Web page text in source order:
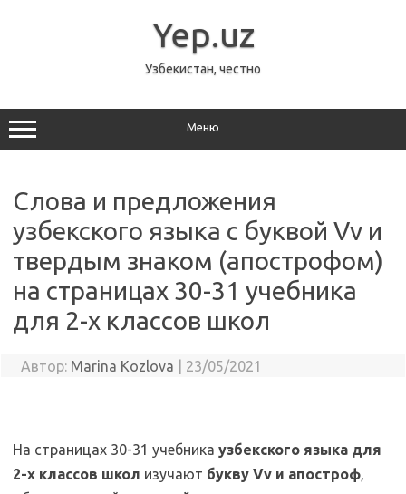
Yep.uz
Узбекистан, честно
Меню
Слова и предложения
узбекского языка с буквой Vv и
твердым знаком (апострофом)
на страницах 30-31 учебника
для 2-х классов школ
Автор: Marina Kozlova 23/05/2021
На страницах 30-31 учебника узбекского языка для
2-х классов школ изучают букву Vv и апостроф,